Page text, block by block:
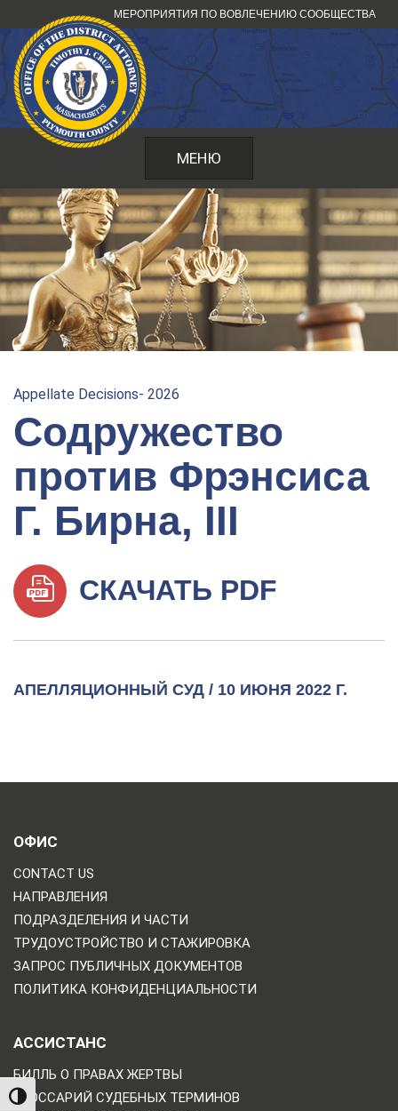
TOGGLE HIGH CONTRAST
к
содержанию
МЕРОПРИЯТИЯ ПО ВОВЛЕЧЕНИЮ СООБЩЕСТВА
МЕНЮ
Appellate Decisions- 2026
Содружество
против Фрэнсиса
Г. Бирна, III
СКАЧАТЬ PDF
АПЕЛЛЯЦИОННЫЙ СУД / 10 ИЮНЯ 2022 Г.
ОФИС
CONTACT US
НАПРАВЛЕНИЯ
ПОДРАЗДЕЛЕНИЯ И ЧАСТИ
ТРУДОУСТРОЙСТВО И СТАЖИРОВКА
ЗАПРОС ПУБЛИЧНЫХ ДОКУМЕНТОВ
ПОЛИТИКА КОНФИДЕНЦИАЛЬНОСТИ
АССИСТАНС
БИЛЛЬ О ПРАВАХ ЖЕРТВЫ
ГЛОССАРИЙ СУДЕБНЫХ ТЕРМИНОВ